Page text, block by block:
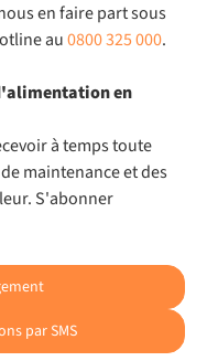
en faire part sous
au0800 325 000.
en
à temps toute
maintenance et des
S'abonner
par SMS